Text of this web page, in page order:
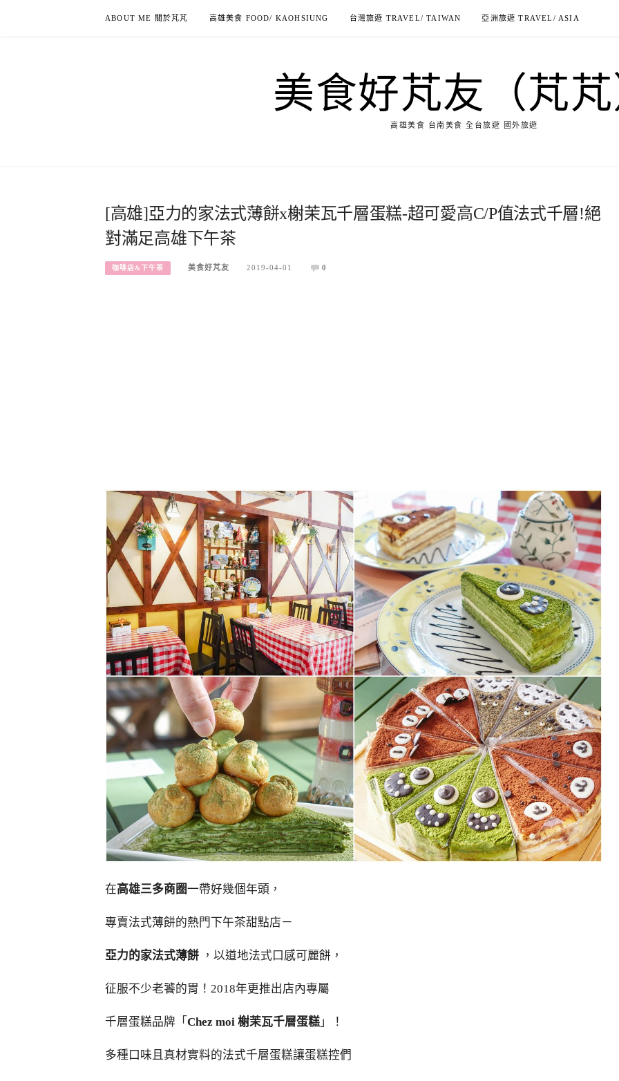
ABOUT ME 關於芃芃 高雄美食 FOOD/ KAOHSIUNG 台灣旅遊 TRAVEL/ TAIWAN 亞洲旅遊 TRAVEL/ ASIA
美食好芃友（芃芃
高雄美食 台南美食 全台旅遊 國外旅遊
[高雄]亞力的家法式薄餅x榭茉瓦千層蛋糕-超可愛高C/P值法式千層!絕
對滿足高雄下午茶
咖啡店&下午茶 美食好芃友 2019-04-01 0
在高雄三多商圈一帶好幾個年頭，
專賣法式薄餅的熱門下午茶甜點店－
亞力的家法式薄餅 ，以道地法式口感可麗餅，
征服不少老饕的胃！2018年更推出店內專屬
千層蛋糕品牌「 Chez moi 榭茉瓦千層蛋糕 」！
多種口味且真材實料的法式千層蛋糕讓蛋糕控們